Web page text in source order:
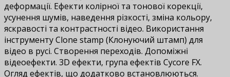
деформації. Ефекти колірної та тонової корекції,
усунення шумів, наведення різкості, зміна кольору,
яскравості та контрастності відео. Використання
інструменту Clone stamp (Клонуючий штамп) для
відео в русі. Створення переходів. Допоміжні
відеоефекти. 3D ефекти, група ефектів Cycore FX.
Огляд ефектів, що додатково встановлюються.